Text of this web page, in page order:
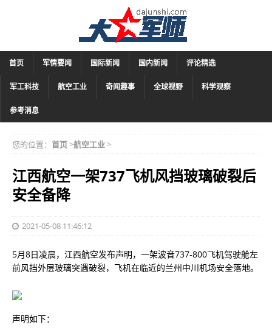
首页 军情要闻 国际新闻 国内新闻 评论精选
军工科技 航空工业 奇闻趣事 全球视野 科学观察
参考消息
您的位置： 首页>航空工业>
江西航空一架737飞机风挡玻璃破裂后
安全备降
2021-05-08 11:46:12
5月8日凌晨，江西航空发布声明，一架波音737-800飞机驾驶舱左
前风挡外层玻璃突遇破裂，飞机在临近的兰州中川机场安全落地。
声明如下：